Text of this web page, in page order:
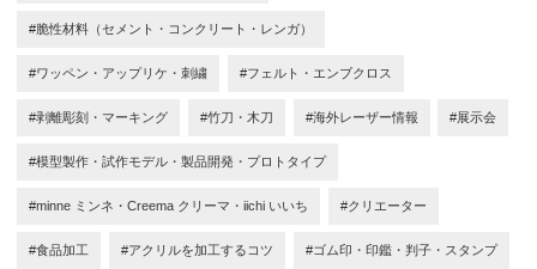
#脆性材料（セメント・コンクリート・レンガ）
#ワッペン・アップリケ・刺繍 #フェルト・エンブクロス
#剥離彫刻・マーキング #竹刀・木刀 #海外レーザー情報 #展示会
#模型製作・試作モデル・製品開発・プロトタイプ
#minne ミンネ・Creema クリーマ・iichi いいち #クリエーター
#食品加工 #アクリルを加工するコツ #ゴム印・印鑑・判子・スタンプ